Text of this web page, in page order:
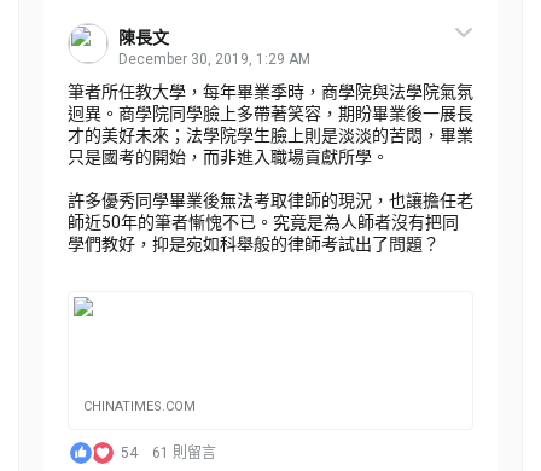
陳長文
December 30, 2019, 1:29 AM
筆者所任教大學，每年畢業季時，商學院與法學院氣氛
迥異。商學院同學臉上多帶著笑容，期盼畢業後一展長
才的美好未來；法學院學生臉上則是淡淡的苦悶，畢業
只是國考的開始，而非進入職場貢獻所學。
許多優秀同學畢業後無法考取律師的現況，也讓擔任老
師近50年的筆者慚愧不已。究竟是為人師者沒有把同
學們教好，抑是宛如科舉般的律師考試出了問題？
CHINATIMES.COM
54 61 則留言